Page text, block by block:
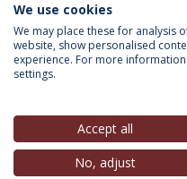
INFORMAÇÃO PARA
We use cookies
We may place these for analysis
website, show personalised
experience. For more
settings.
Accept all
No, adjust